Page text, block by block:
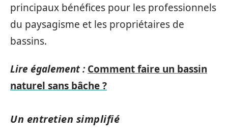
principaux bénéfices pour les professionnels
du paysagisme et les propriétaires de
bassins.
Lire également : Comment faire un bassin
naturel sans bâche ?
Un entretien simplifié